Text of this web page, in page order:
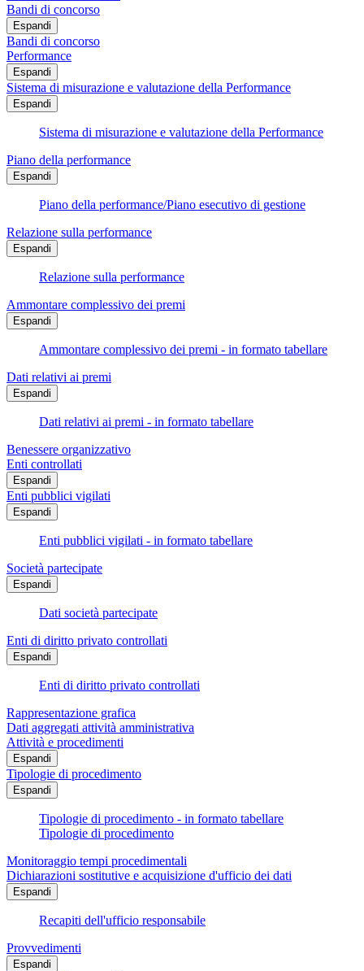
Bandi di concorso
Espandi
Bandi di concorso
Performance
Espandi
Sistema di misurazione e valutazione della Performance
Espandi
Sistema di misurazione e valutazione della Performance
Piano della performance
Espandi
Piano della performance/Piano esecutivo di gestione
Relazione sulla performance
Espandi
Relazione sulla performance
Ammontare complessivo dei premi
Espandi
Ammontare complessivo dei premi - in formato tabellare
Dati relativi ai premi
Espandi
Dati relativi ai premi - in formato tabellare
Benessere organizzativo
Enti controllati
Espandi
Enti pubblici vigilati
Espandi
Enti pubblici vigilati - in formato tabellare
Società partecipate
Espandi
Dati società partecipate
Enti di diritto privato controllati
Espandi
Enti di diritto privato controllati
Rappresentazione grafica
Dati aggregati attività amministrativa
Attività e procedimenti
Espandi
Tipologie di procedimento
Espandi
Tipologie di procedimento - in formato tabellare
Tipologie di procedimento
Monitoraggio tempi procedimentali
Dichiarazioni sostitutive e acquisizione d'ufficio dei dati
Espandi
Recapiti dell'ufficio responsabile
Provvedimenti
Espandi